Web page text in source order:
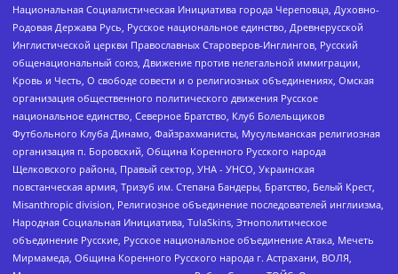
Национальная Социалистическая Инициатива города Череповца, Духовно-
Родовая Держава Русь, Русское национальное единство, Древнерусской
Инглистической церкви Православных Староверов-Инглингов, Русский
общенациональный союз, Движение против нелегальной иммиграции,
Кровь и Честь, О свободе совести и о религиозных объединениях, Омская
организация общественного политического движения Русское
национальное единство, Северное Братство, Клуб Болельщиков
Футбольного Клуба Динамо, Файзрахманисты, Мусульманская религиозная
организация п. Боровский, Община Коренного Русского народа
Щелковского района, Правый сектор, УНА - УНСО, Украинская
повстанческая армия, Тризуб им. Степана Бандеры, Братство, Белый Крест,
Misanthropic division, Религиозное объединение последователей инглиизма,
Народная Социальная Инициатива, TulaSkins, Этнополитическое
объединение Русские, Русское национальное объединение Атака, Мечеть
Мирмамеда, Община Коренного Русского народа г. Астрахани, ВОЛЯ,